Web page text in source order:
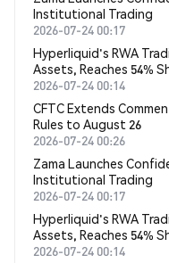
Institutional Trading
2026-07-24 00:17
Hyperliquid's RWA
Assets, Reaches 54%
2026-07-24 00:14
CFTC Extends
Rules to August 26
2026-07-24 00:26
Zama Launches
Institutional Trading
2026-07-24 00:17
Hyperliquid's RWA
Assets, Reaches 54%
2026-07-24 00:14